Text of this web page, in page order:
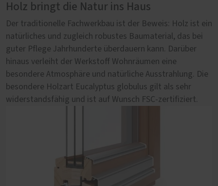
Holz bringt die Natur ins Haus
Der traditionelle Fachwerkbau ist der Beweis: Holz ist ein
natürliches und zugleich robustes Baumaterial, das bei
guter Pflege Jahrhunderte überdauern kann. Darüber
hinaus verleiht der Werkstoff Wohnräumen eine
besondere Atmosphäre und natürliche Ausstrahlung. Die
besondere Holzart Eucalyptus globulus gilt als sehr
widerstandsfähig und ist auf Wunsch FSC-zertifiziert.
Holz-Aluminium: Außen modern, innen
natürlich
Sie mögen es modern und gleichzeitig natürlich? Dann
empfehlen wir Ihnen eine Falt-Schiebe-Tür aus dem
Materialmix Holz-Aluminium. Die außen aufgebrachte
Vorsatzschale aus Aluminium sieht nicht nur modern aus,
sie schützt auch vor Wind und Wetter. Innen versprüht
die natürliche Holzoberfläche wohltuende Behaglichkeit.